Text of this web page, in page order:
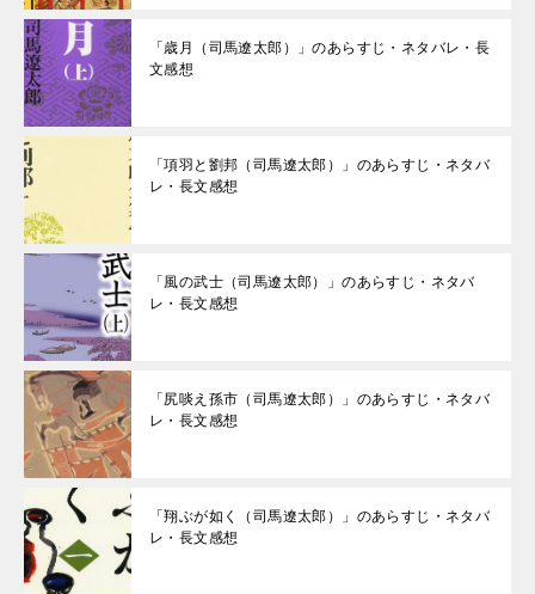
「歳月（司馬遼太郎）」のあらすじ・ネタバレ・長
文感想
「項羽と劉邦（司馬遼太郎）」のあらすじ・ネタバ
レ・長文感想
「風の武士（司馬遼太郎）」のあらすじ・ネタバ
レ・長文感想
「尻啖え孫市（司馬遼太郎）」のあらすじ・ネタバ
レ・長文感想
「翔ぶが如く（司馬遼太郎）」のあらすじ・ネタバ
レ・長文感想